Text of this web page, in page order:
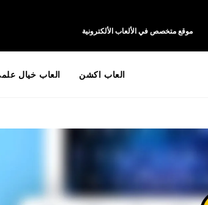
موقع متخصص في الألعاب الألكترونية
العاب اكشن العاب خيال